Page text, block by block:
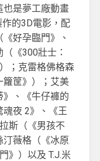
也是夢工廠動畫
的3D電影，配
好孕臨門》、
《300壯士：
；克雷格佛格森
籮筐》）；艾美
》、《牛仔褲的
夜 2》、《王
斯（《男孩不
薇格（《冰原
》）以及 T.J.米